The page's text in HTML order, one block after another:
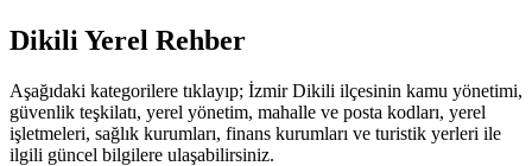
Dikili Yerel Rehber
Aşağıdaki kategorilere tıklayıp; İzmir Dikili ilçesinin kamu yönetimi,
güvenlik teşkilatı, yerel yönetim, mahalle ve posta kodları, yerel
işletmeleri, sağlık kurumları, finans kurumları ve turistik yerleri ile
ilgili güncel bilgilere ulaşabilirsiniz.